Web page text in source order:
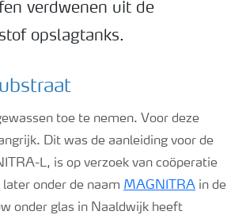
verdwenen uit de
opslagtanks.
toe te nemen. Voor deze
Dit was de aanleiding voor de
L, is op verzoek van coöperatie
onder de naam MAGNITRA in de
onder glas in Naaldwijk heeft